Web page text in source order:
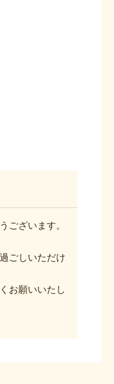
ございます。
ごしいただけ
お願いいたし